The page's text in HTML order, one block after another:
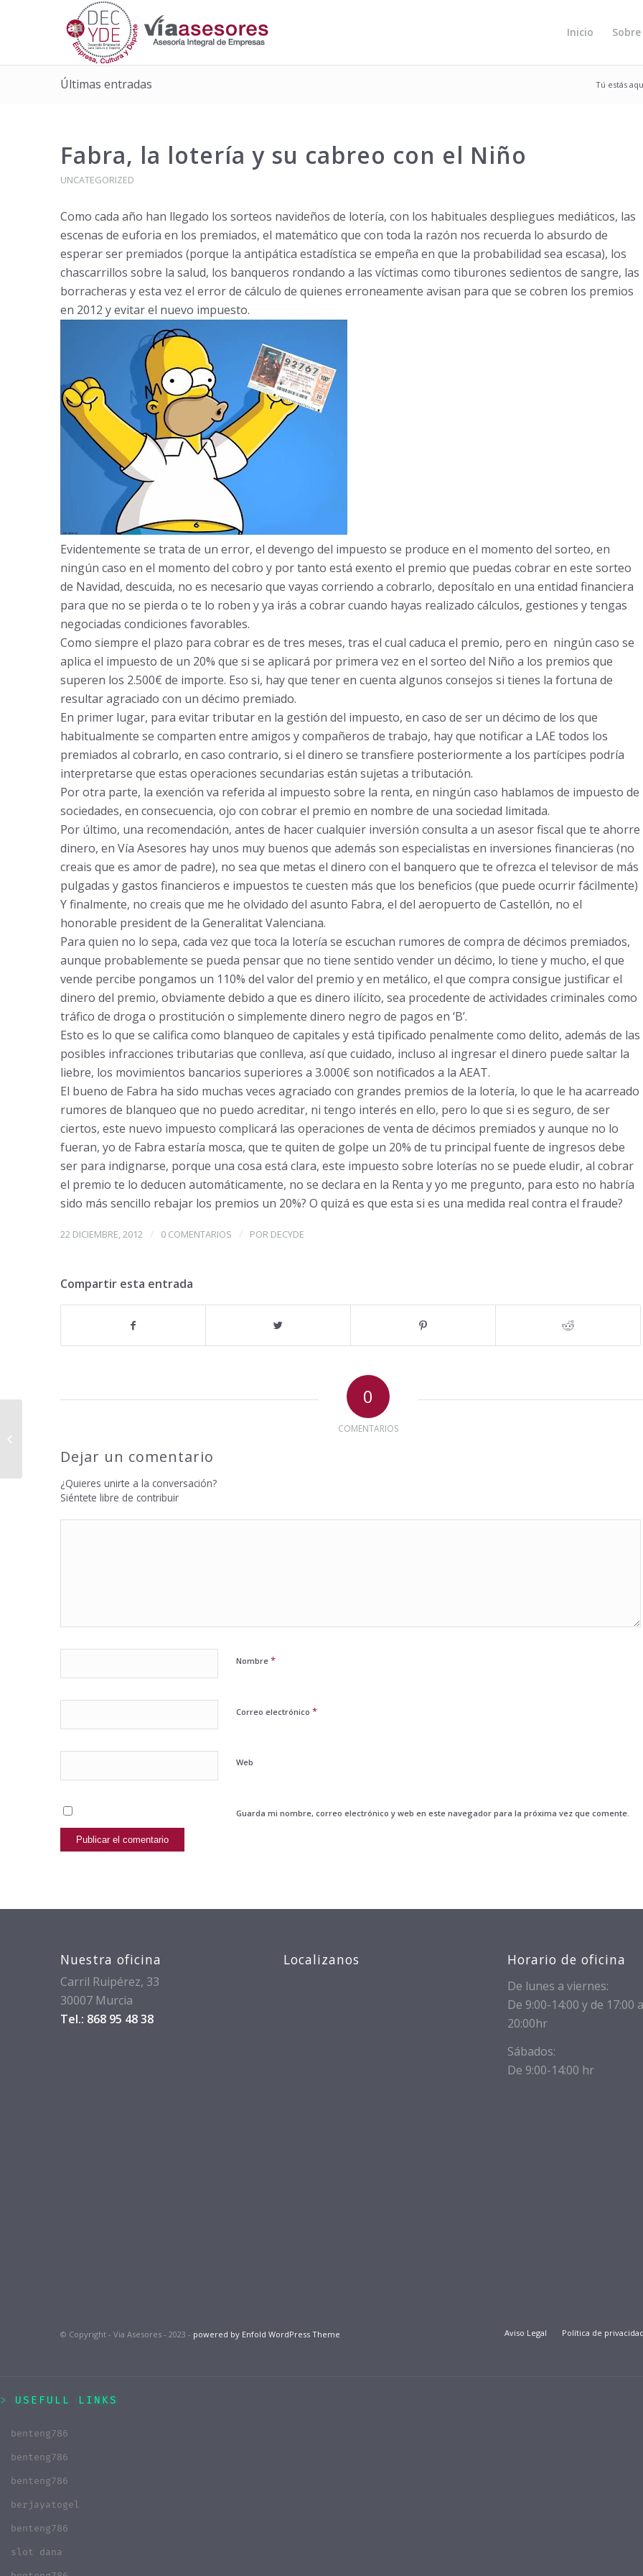
Inicio
Últimas entradas Tú estás
Fabra, la lotería y su cabreo con el Niño
UNCATEGORIZED
Como cada año han llegado los sorteos navideños de lotería, con los habituales despliegues mediáticos, las
escenas de euforia en los premiados, el matemático que con toda la razón nos recuerda lo absurdo de
esperar ser premiados (porque la antipática estadística se empeña en que la probabilidad sea escasa), los
chascarrillos sobre la salud, los banqueros rondando a las víctimas como tiburones sedientos de sangre, las
borracheras y esta vez el error de cálculo de quienes erroneamente avisan para que se cobren los premios
en 2012 y evitar el nuevo impuesto.
Evidentemente se trata de un error, el devengo del impuesto se produce en el momento del sorteo, en
ningún caso en el momento del cobro y por tanto está exento el premio que puedas cobrar en este sorteo
de Navidad, descuida, no es necesario que vayas corriendo a cobrarlo, deposítalo en una entidad financiera
para que no se pierda o te lo roben y ya irás a cobrar cuando hayas realizado cálculos, gestiones y tengas
negociadas condiciones favorables.
Como siempre el plazo para cobrar es de tres meses, tras el cual caduca el premio, pero en ningún caso se
aplica el impuesto de un 20% que si se aplicará por primera vez en el sorteo del Niño a los premios que
superen los 2.500€ de importe. Eso si, hay que tener en cuenta algunos consejos si tienes la fortuna de
resultar agraciado con un décimo premiado.
En primer lugar, para evitar tributar en la gestión del impuesto, en caso de ser un décimo de los que
habitualmente se comparten entre amigos y compañeros de trabajo, hay que notificar a LAE todos los
premiados al cobrarlo, en caso contrario, si el dinero se transfiere posteriormente a los partícipes podría
interpretarse que estas operaciones secundarias están sujetas a tributación.
Por otra parte, la exención va referida al impuesto sobre la renta, en ningún caso hablamos de impuesto de
sociedades, en consecuencia, ojo con cobrar el premio en nombre de una sociedad limitada.
Por último, una recomendación, antes de hacer cualquier inversión consulta a un asesor fiscal que te ahorre
dinero, en Vía Asesores hay unos muy buenos que además son especialistas en inversiones financieras (no
creais que es amor de padre), no sea que metas el dinero con el banquero que te ofrezca el televisor de más
pulgadas y gastos financieros e impuestos te cuesten más que los beneficios (que puede ocurrir fácilmente)
Y finalmente, no creais que me he olvidado del asunto Fabra, el del aeropuerto de Castellón, no el
honorable president de la Generalitat Valenciana.
Para quien no lo sepa, cada vez que toca la lotería se escuchan rumores de compra de décimos premiados,
aunque probablemente se pueda pensar que no tiene sentido vender un décimo, lo tiene y mucho, el que
vende percibe pongamos un 110% del valor del premio y en metálico, el que compra consigue justificar el
dinero del premio, obviamente debido a que es dinero ilícito, sea procedente de actividades criminales como
tráfico de droga o prostitución o simplemente dinero negro de pagos en ‘B’.
Esto es lo que se califica como blanqueo de capitales y está tipificado penalmente como delito, además de las
posibles infracciones tributarias que conlleva, así que cuidado, incluso al ingresar el dinero puede saltar la
liebre, los movimientos bancarios superiores a 3.000€ son notificados a la AEAT.
El bueno de Fabra ha sido muchas veces agraciado con grandes premios de la lotería, lo que le ha acarreado
rumores de blanqueo que no puedo acreditar, ni tengo interés en ello, pero lo que si es seguro, de ser
ciertos, este nuevo impuesto complicará las operaciones de venta de décimos premiados y aunque no lo
fueran, yo de Fabra estaría mosca, que te quiten de golpe un 20% de tu principal fuente de ingresos debe
ser para indignarse, porque una cosa está clara, este impuesto sobre loterías no se puede eludir, al cobrar
el premio te lo deducen automáticamente, no se declara en la Renta y yo me pregunto, para esto no habría
sido más sencillo rebajar los premios un 20%? O quizá es que esta si es una medida real contra el fraude?
22 DICIEMBRE, 2012 / 0 COMENTARIOS / POR DECYDE
Compartir esta entrada
0
COMENTARIOS
Dejar un comentario
¿Quieres unirte a la conversación?
Siéntete libre de contribuir
Nombre *
Correo electrónico *
Web
Guarda mi nombre, correo electrónico y web en este navegador para la próxima vez que comente.
Nuestra oficina
Carril Ruipérez, 33
30007 Murcia
Tel.: 868 95 48 38
Localizanos Horario de oficina
De lunes a viernes:
De 9:00-14:00 y de 17:00
20:00hr
Sábados:
De 9:00-14:00 hr
© Copyright - Via Asesores - 2023 - powered by Enfold WordPress Theme Aviso Legal Política de
USEFULL LINKS
benteng786
benteng786
benteng786
berjayatogel
benteng786
slot dana